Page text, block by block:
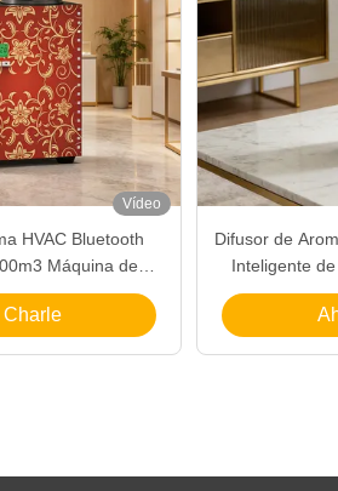
Vídeo
HVAC Bluetooth
Máquina de
cobertura de olor
Difusor de
Inteligente
Difusor de